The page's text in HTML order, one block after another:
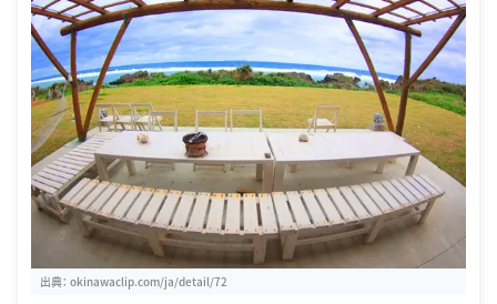
出典： okinawaclip.com/ja/detail/72